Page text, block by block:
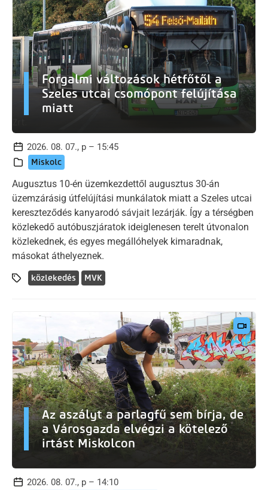
Forgalmi változások hétfőtől a
Szeles utcai csomópont felújítása
miatt
2026. 08. 07., p – 15:45
Miskolc
Augusztus 10-én üzemkezdettől augusztus 30-án
üzemzárásig útfelújítási munkálatok miatt a Szeles utcai
kereszteződés kanyarodó sávjait lezárják. Így a térségben
közlekedő autóbuszjáratok ideiglenesen terelt útvonalon
közlekednek, és egyes megállóhelyek kimaradnak,
másokat áthelyeznek.
közlekedés MVK
Az aszályt a parlagfű sem bírja, de
a Városgazda elvégzi a kötelező
irtást Miskolcon
2026. 08. 07., p – 14:10